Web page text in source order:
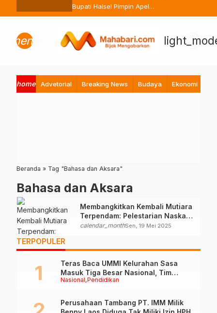
Ternate Buang Sembarangan
Bupati Halsel Pimpin Apel
Perdana Pasca Lebaran, Tekan
menu
home Advetorial Breaking News Budaya Ekonomi
Beranda » Tag "Bahasa dan Aksara"
Bahasa dan Aksara
Membangkitkan Kembali Mutiara
Terpendam: Pelestarian Naskah
Kuna Ternate
calendar_monthSen, 19 Mei 2025
TERPOPULER
Nasional Pendidikan
Teras Baca UMMI Kelurahan Sasa
Masuk Tiga Besar Nasional, Tim
Penilai Lakukan Visitasi di Ternate
Perusahaan Tambang PT. IMM Milik